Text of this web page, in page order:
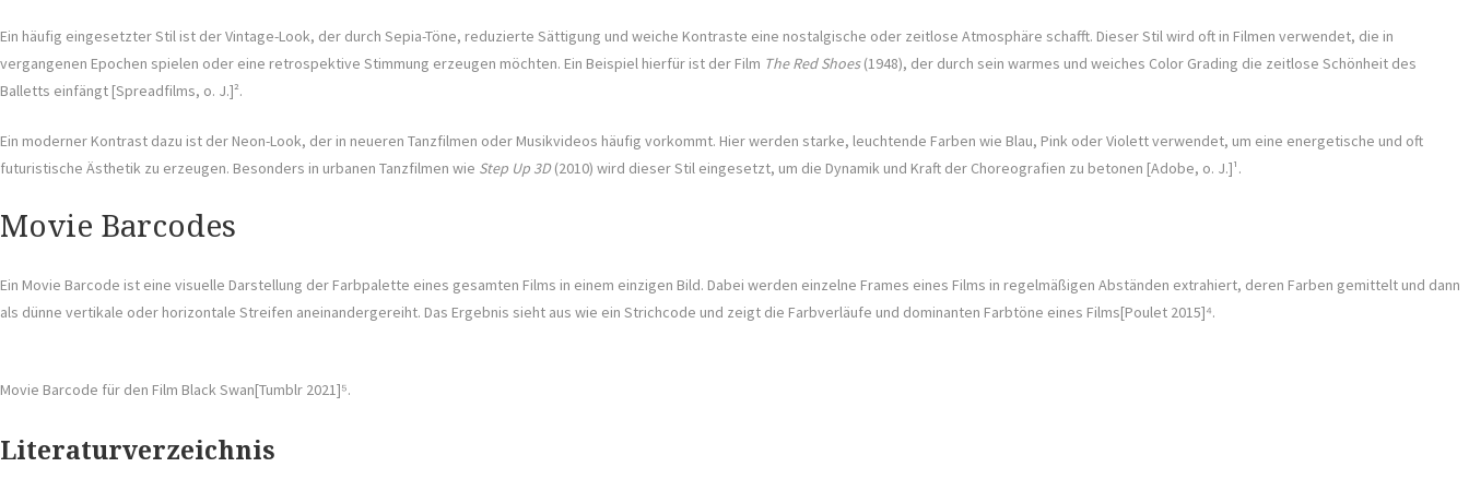
Ein häufig eingesetzter Stil ist der Vintage-Look, der durch Sepia-Töne, reduzierte Sättigung und weiche Kontraste eine nostalgische oder zeitlose Atmosphäre schafft. Dieser Stil wird oft in Filmen verwendet, die in
vergangenen Epochen spielen oder eine retrospektive Stimmung erzeugen möchten. Ein Beispiel hierfür ist der Film The Red Shoes(1948), der durch sein warmes und weiches Color Grading die zeitlose Schönheit des
Balletts einfängt [Spreadfilms, o. J.]².
Ein moderner Kontrast dazu ist der Neon-Look, der in neueren Tanzfilmen oder Musikvideos häufig vorkommt. Hier werden starke, leuchtende Farben wie Blau, Pink oder Violett verwendet, um eine energetische und oft
futuristische Ästhetik zu erzeugen. Besonders in urbanen Tanzfilmen wie Step Up 3D(2010) wird dieser Stil eingesetzt, um die Dynamik und Kraft der Choreografien zu betonen [Adobe, o. J.]¹.
Movie Barcodes
Ein Movie Barcode ist eine visuelle Darstellung der Farbpalette eines gesamten Films in einem einzigen Bild. Dabei werden einzelne Frames eines Films in regelmäßigen Abständen extrahiert, deren Farben gemittelt und dann
als dünne vertikale oder horizontale Streifen aneinandergereiht. Das Ergebnis sieht aus wie ein Strichcode und zeigt die Farbverläufe und dominanten Farbtöne eines Films[Poulet 2015]⁴.
Movie Barcode für den Film Black Swan[Tumblr 2021]⁵.
Literaturverzeichnis